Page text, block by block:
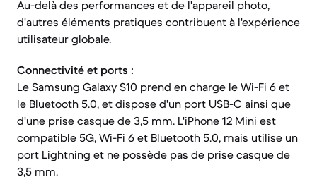
Au-delà des performances et de l'appareil photo,
d'autres éléments pratiques contribuent à l'expérience
utilisateur globale.
Connectivité et ports :
Le Samsung Galaxy S10 prend en charge le Wi-Fi 6 et
le Bluetooth 5.0, et dispose d'un port USB-C ainsi que
d'une prise casque de 3,5 mm. L'iPhone 12 Mini est
compatible 5G, Wi-Fi 6 et Bluetooth 5.0, mais utilise un
port Lightning et ne possède pas de prise casque de
3,5 mm.